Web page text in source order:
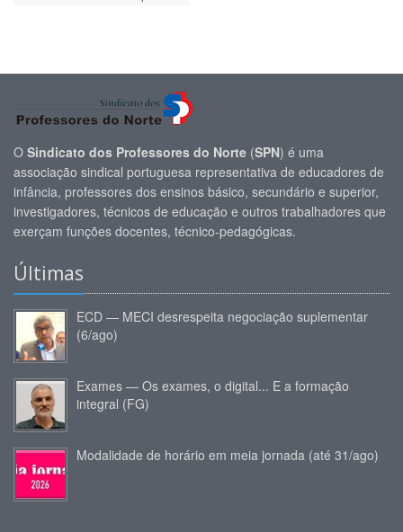
O Sindicato dos Professores do Norte (SPN) é uma
associação sindical portuguesa representativa de educadores de
infância, professores dos ensinos básico, secundário e superior,
investigadores, técnicos de educação e outros trabalhadores que
exerçam funções docentes, técnico-pedagógicas.
Últimas
ECD — MECI desrespeita negociação suplementar
(6/ago)
Exames — Os exames, o digital... E a formação
integral (FG)
Modalidade de horário em meia jornada (até 31/ago)